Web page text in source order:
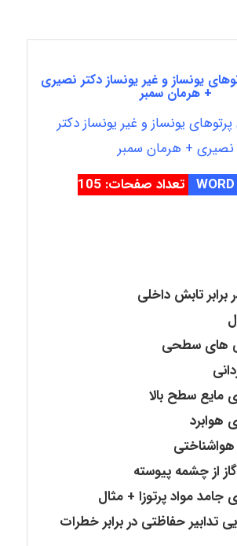
Iman Hosseini
Chehri
یونساز و غیر یونساز دکتر نصیری
+ هرمان سمبر
یونساز و غیر یونساز دکتر
نصیری + هرمان سمبر
تعداد صفحات: 105
تابش داخلی
های سطحی
مایع سطح بالا
هوابرد
از چشمه پیوسته
جامد مواد پرتوزا + مثال
تدابیر حفاظتی در برابر خطرات